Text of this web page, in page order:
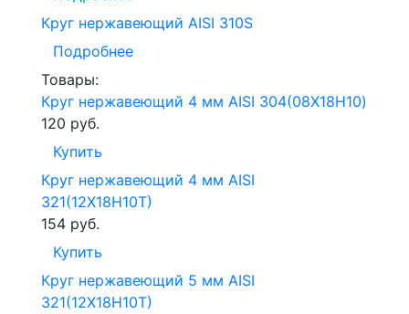
Круг нержавеющий AISI 310S
Подробнее
Товары:
Круг нержавеющий 4 мм AISI 304(08Х18Н10)
120 руб.
Купить
Круг нержавеющий 4 мм AISI
321(12Х18Н10T)
154 руб.
Купить
Круг нержавеющий 5 мм AISI
321(12Х18Н10T)